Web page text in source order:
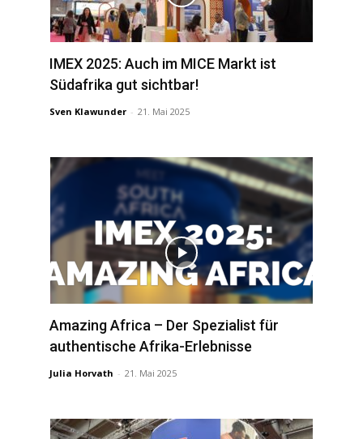
IMEX 2025: Auch im MICE Markt ist
Südafrika gut sichtbar!
Sven Klawunder - 21. Mai 2025
Amazing Africa – Der Spezialist für
authentische Afrika-Erlebnisse
Julia Horvath - 21. Mai 2025